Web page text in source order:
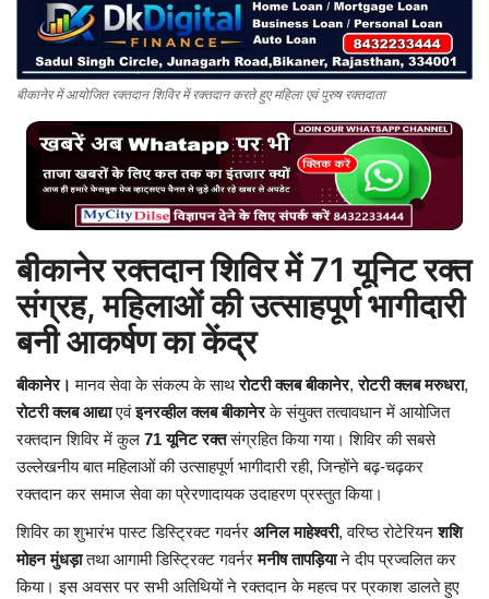
टेक ज्ञान
Language
बीकानेर में आयोजित रक्तदान शिविर में रक्तदान करते हुए महिला एवं पुरुष रक्तदाता
बीकानेर रक्तदान शिविर में 71 यूनिट रक्त
संग्रह, महिलाओं की उत्साहपूर्ण भागीदारी
बनी आकर्षण का केंद्र
बीकानेर। मानव सेवा के संकल्प के साथरोटरी क्लब बीकानेर,रोटरी क्लब मरुधरा,
रोटरी क्लब आद्याएवंइनरव्हील क्लब बीकानेरके संयुक्त तत्वावधान में आयोजित
रक्तदान शिविर में कुल 71 यूनिट रक्तसंग्रहित किया गया। शिविर की सबसे
उल्लेखनीय बात महिलाओं की उत्साहपूर्ण भागीदारी रही, जिन्होंने बढ़-चढ़कर
रक्तदान कर समाज सेवा का प्रेरणादायक उदाहरण प्रस्तुत किया।
शिविर का शुभारंभ पास्ट डिस्ट्रिक्ट गवर्नर अनिल माहेश्वरी, वरिष्ठ रोटेरियनशशि
मोहन मुंधड़ातथा आगामी डिस्ट्रिक्ट गवर्नरमनीष तापड़ियाने दीप प्रज्वलित कर
किया। इस अवसर पर सभी अतिथियों ने रक्तदान के महत्व पर प्रकाश डालते हुए